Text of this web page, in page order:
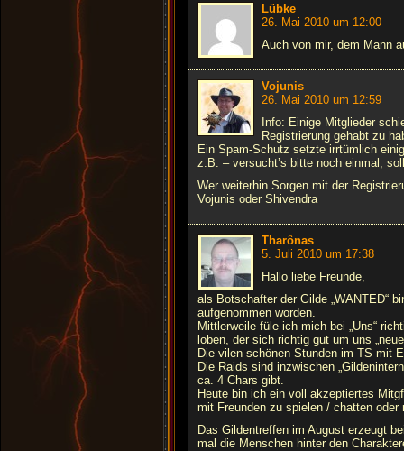
Lübke
26. Mai 2010 um 12:00
Auch von mir, dem Mann
Vojunis
26. Mai 2010 um 12:59
Info: Einige Mitglieder
Registrierung gehabt zu
Ein Spam-Schutz setzte irrtümlich
z.B. – versucht’s bitte noch einmal,
Wer weiterhin Sorgen mit der
Vojunis oder Shivendra
Tharônas
5. Juli 2010 um 17:38
Hallo liebe Freunde,
als Botschafter der Gilde „WANTED“
aufgenommen worden.
Mittlerweile füle ich mich bei „Uns“
loben, der sich richtig gut um uns
Die vilen schönen Stunden im TS mit
Die Raids sind inzwischen
ca. 4 Chars gibt.
Heute bin ich ein voll akzeptiertes
mit Freunden zu spielen / chatten oder
Das Gildentreffen im August erzeugt
mal die Menschen hinter den